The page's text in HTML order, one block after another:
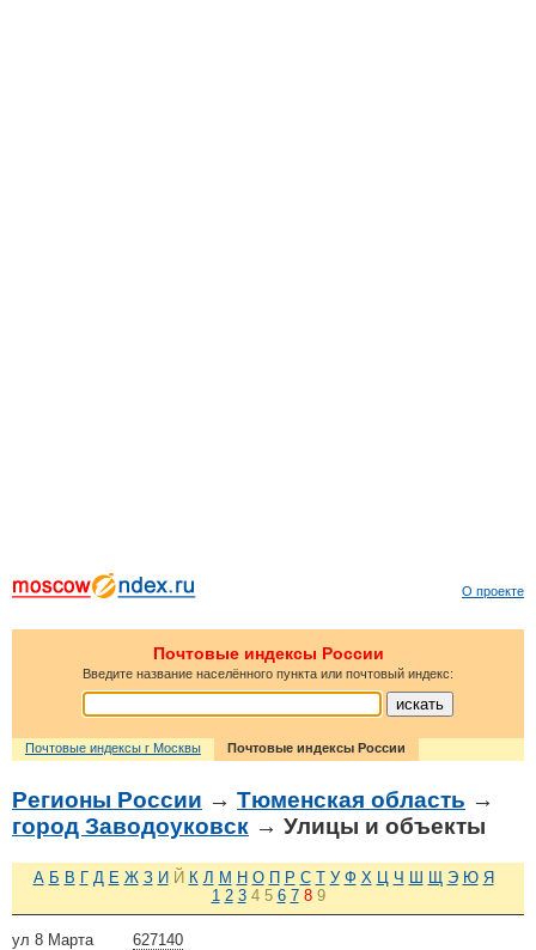
О проекте
Почтовые индексы России
Введите название населённого пункта или почтовый индекс:
Почтовые индексы г Москвы Почтовые индексы России
Регионы России → Тюменская область →
город Заводоуковск → Улицы и объекты
А Б В Г Д Е Ж З И Й К Л М Н О П Р С Т У Ф Х Ц Ч Ш Щ Э Ю Я
1 2 3 4 5 6 7 8 9
627140
ул 8 Марта